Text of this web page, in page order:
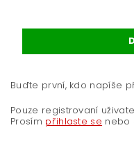
Buďte první, kdo napíše
Pouze registrovaní
Prosím přihlaste se nebo